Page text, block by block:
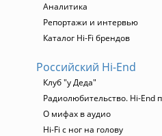
Аналитика
Репортажи и интервью
Каталог Hi-Fi брендов
Российский Hi-End
Клуб "у Деда"
Радиолюбительство. Hi-End
О мифах в аудио
Hi-Fi с ног на голову